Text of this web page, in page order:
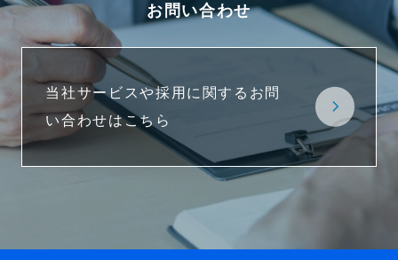
お問い合わせ
当社サービスや採用に関するお問
い合わせはこちら